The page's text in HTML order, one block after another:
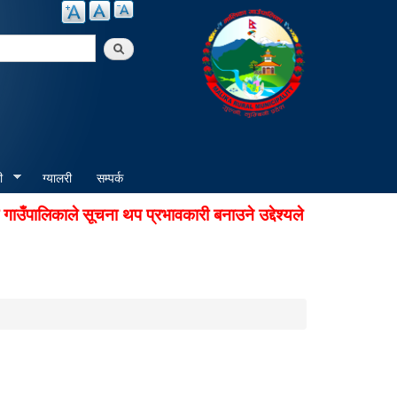
ग्यालरी सम्पर्क
सूचना थप प्रभावकारी बनाउने उद्देश्यले अडियो